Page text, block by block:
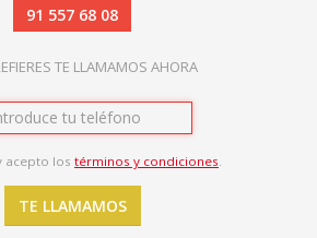
91 557 68 08
TE LLAMAMOS AHORA
acepto los términos y condiciones.